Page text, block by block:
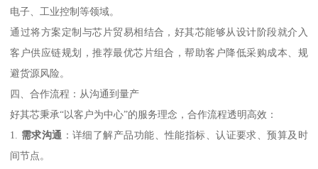
电子、工业控制等领域。
通过将方案定制与芯片贸易相结合，好其芯能够从设计阶段就介入
客户供应链规划，推荐最优芯片组合，帮助客户降低采购成本、规
避货源风险。
四、合作流程：从沟通到量产
好其芯秉承“以客户为中心”的服务理念，合作流程透明高效：
1. 需求沟通 ：详细了解产品功能、性能指标、认证要求、预算及时
间节点。